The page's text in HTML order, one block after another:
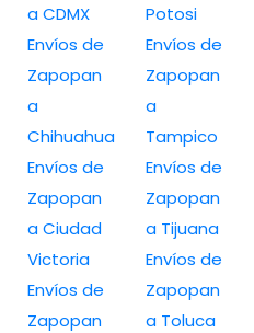
a CDMX
Envíos de
Zapopan
a
Chihuahua
Envíos de
Zapopan
a Ciudad
Victoria
Envíos de
Zapopan
Potosi
Envíos de
Zapopan
a
Tampico
Envíos de
Zapopan
a Tijuana
Envíos de
Zapopan
a Toluca